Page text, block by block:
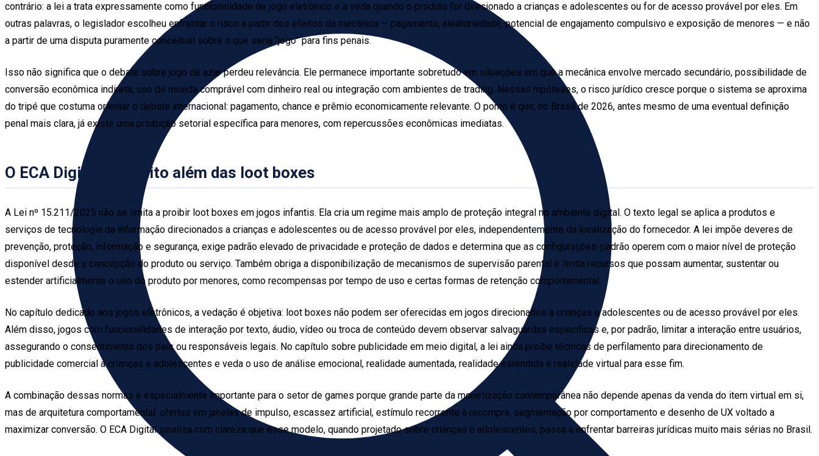
contrário: a lei a trata expressamente como funcionalidade de jogo eletrônico e a veda quando o produto for direcionado a crianças e adolescentes ou for de acesso provável por eles. Em
outras palavras, o legislador escolheu enfrentar o risco a partir dos efeitos da mecânica — pagamento, aleatoriedade, potencial de engajamento compulsivo e exposição de menores — e não
a partir de uma disputa puramente conceitual sobre o que seria “jogo” para fins penais.
Isso não significa que o debate sobre jogo de azar perdeu relevância. Ele permanece importante sobretudo em situações em que a mecânica envolve mercado secundário, possibilidade de
conversão econômica indireta, uso de moeda comprável com dinheiro real ou integração com ambientes de trading. Nessas hipóteses, o risco jurídico cresce porque o sistema se aproxima
do tripé que costuma orientar o debate internacional: pagamento, chance e prêmio economicamente relevante. O ponto é que, no Brasil de 2026, antes mesmo de uma eventual definição
penal mais clara, já existe uma proibição setorial específica para menores, com repercussões econômicas imediatas.
O ECA Digital foi muito além das loot boxes
A Lei nº 15.211/2025 não se limita a proibir loot boxes em jogos infantis. Ela cria um regime mais amplo de proteção integral no ambiente digital. O texto legal se aplica a produtos e
serviços de tecnologia da informação direcionados a crianças e adolescentes ou de acesso provável por eles, independentemente da localização do fornecedor. A lei impõe deveres de
prevenção, proteção, informação e segurança, exige padrão elevado de privacidade e proteção de dados e determina que as configurações-padrão operem com o maior nível de proteção
disponível desde a concepção do produto ou serviço. Também obriga a disponibilização de mecanismos de supervisão parental e limita recursos que possam aumentar, sustentar ou
estender artificialmente o uso do produto por menores, como recompensas por tempo de uso e certas formas de retenção comportamental.
No capítulo dedicado aos jogos eletrônicos, a vedação é objetiva: loot boxes não podem ser oferecidas em jogos direcionados a crianças e adolescentes ou de acesso provável por eles.
Além disso, jogos com funcionalidades de interação por texto, áudio, vídeo ou troca de conteúdo devem observar salvaguardas específicas e, por padrão, limitar a interação entre usuários,
assegurando o consentimento dos pais ou responsáveis legais. No capítulo sobre publicidade em meio digital, a lei ainda proíbe técnicas de perfilamento para direcionamento de
publicidade comercial a crianças e adolescentes e veda o uso de análise emocional, realidade aumentada, realidade estendida e realidade virtual para esse fim.
A combinação dessas normas é especialmente importante para o setor de games porque grande parte da monetização contemporânea não depende apenas da venda do item virtual em si,
mas de arquitetura comportamental: ofertas em janelas de impulso, escassez artificial, estímulo recorrente à recompra, segmentação por comportamento e desenho de UX voltado a
maximizar conversão. O ECA Digital sinaliza com clareza que esse modelo, quando projetado sobre crianças e adolescentes, passa a enfrentar barreiras jurídicas muito mais sérias no Brasil.